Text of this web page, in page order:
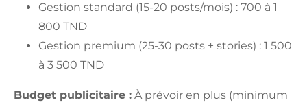
Gestion standard (15-20 posts/mois) : 700 à 1
800 TND
Gestion premium (25-30 posts + stories) : 1 500
à 3 500 TND
Budget publicitaire : À prévoir en plus (minimum